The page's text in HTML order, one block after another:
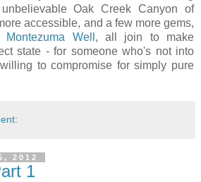
Oak Creek Canyon of
accessible, and a few more gems,
Montezuma Well , all join to make
state - for someone who's not into
to compromise for simply pure
2012
1